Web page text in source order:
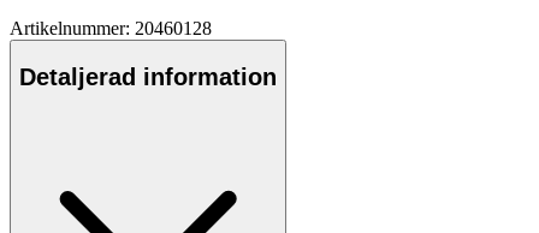
Artikelnummer: 20460128
Detaljerad information